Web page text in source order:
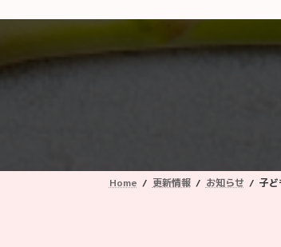
Home 更新情報 お知らせ 子